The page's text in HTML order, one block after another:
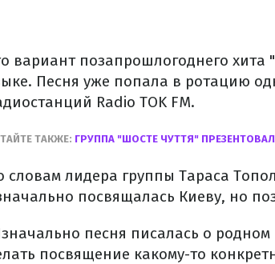
вариант позапрошлогоднего
Песня уже попала в ротацию
Radio TOK FM.
ТАКЖЕ: ГРУППА "ШОСТЕ ЧУТТЯ"
словам лидера группы Тараса
посвящалась Киеву, но
песня писалась о
посвящение какому-то